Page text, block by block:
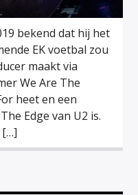
bekend dat hij het
EK voetbal zou
maakt via
We Are The
heet en een
Edge van U2 is.
[…]